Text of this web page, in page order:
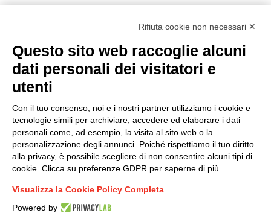
LINKEDIN YOUTUBE
Modello organizzativo, gestione e controllo – D. lgs.
231/2001
Condizioni generali di vendita DKC Power Solutions
Condizioni generali di acquisto
Codice etico
Rifiuta cookie non necessari ✕
Questo sito web raccoglie alcuni
dati personali dei visitatori e
utenti
Con il tuo consenso, noi e i nostri partner utilizziamo i cookie e
tecnologie simili per archiviare, accedere ed elaborare i dati
personali come, ad esempio, la visita al sito web o la
personalizzazione degli annunci. Poiché rispettiamo il tuo diritto
alla privacy, è possibile scegliere di non consentire alcuni tipi di
cookie. Clicca su preferenze GDPR per saperne di più.
Visualizza la Cookie Policy Completa
Powered by